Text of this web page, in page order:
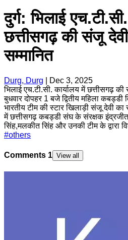
दुर्ग: भिलाई
छत्तीसगढ़ की संजू
सम्मानित
Durg, Durg
Dec 3, 2025
भिलाई एच.टी.सी. कार्यालय में छत्तीसगढ़
बुधवार दोपहर 1 बजे ​द्वितीय महिला
भारतीय टीम की स्टार खिलाड़ी संजू देवी का
में छत्तीसगढ़ कबड्डी संघ के संरक्षक
सिंह,मलकीत सिंह और उनकी टीम के द्वारा
#others
Comments 1 View all